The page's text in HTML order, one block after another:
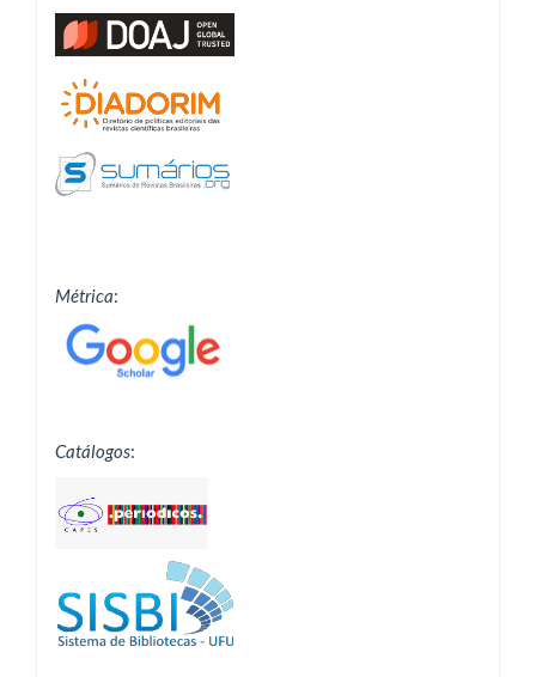
Métrica:
Catálogos: